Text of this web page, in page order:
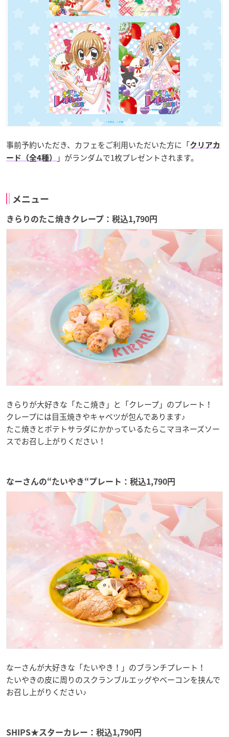
事前予約いただき、カフェをご利用いただいた方に「クリアカ
ード（全4種）
」がランダムで1枚プレゼントされます。
メニュー
きらりのたこ焼きクレープ：税込1,790円
きらりが大好きな「たこ焼き」と「クレープ」のプレート！
クレープには目玉焼きやキャベツが包んであります♪
たこ焼きとポテトサラダにかかっているたらこマヨネーズソー
スでお召し上がりください！
なーさんの“たいやき“プレート：税込1,790円
なーさんが大好きな「たいやき！」のブランチプレート！
たいやきの皮に周りのスクランブルエッグやベーコンを挟んで
お召し上がりください♪
SHIPS★スターカレー：税込1,790円